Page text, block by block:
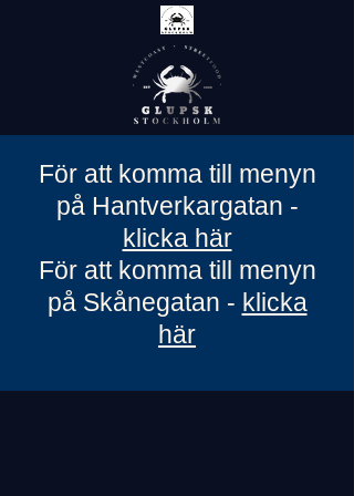
För att komma till menyn
på Hantverkargatan -
klicka här
För att komma till menyn
på Skånegatan - klicka
här